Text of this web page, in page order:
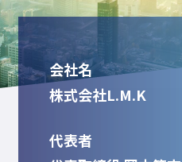
会社名
株式会社L.M.K
代表者